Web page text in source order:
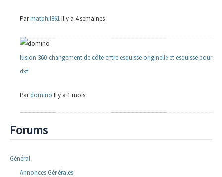
Parmatphil861Il y a 4 semaines
fusion 360-changement de côte entre esquisse originelle et esquisse pour
dxf
Pardomino Il y a 1 mois
Forums
Général
Annonces Générales